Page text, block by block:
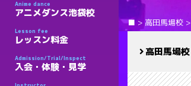
Anime dance
アニメダンス池袋校
Lesson fee
レッスン料金
Admission/Trial/Inspect
入会・体験・見学
■ > 高田馬場校 >
高田馬場校